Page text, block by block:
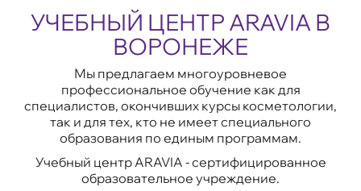
УЧЕБНЫЙ ЦЕНТР ARAVIA В
ВОРОНЕЖЕ
Мы предлагаем многоуровневое
профессиональное обучение как для
специалистов, окончивших курсы косметологии,
так и для тех, кто не имеет специального
образования по единым программам.
Учебный центр ARAVIA - сертифицированное
образовательное учреждение.